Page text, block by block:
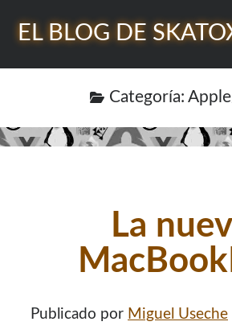
EL BLOG DE
Barra
lateral
Categoría:
La
Publicado por Miguel Useche